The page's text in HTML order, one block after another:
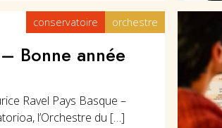
conservatoire orchestre
Bonne année
Ravel Pays Basque –
l’Orchestre du […]